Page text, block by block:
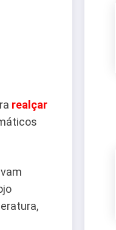
realçar